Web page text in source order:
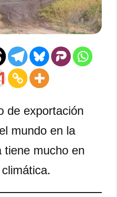
de exportación
mundo en la
tiene mucho en